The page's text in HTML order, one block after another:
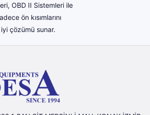
OBD II Sistemleri ile
ön kısımlarını
çözümü sunar.